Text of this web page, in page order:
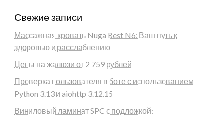
Свежие записи
Массажная кровать Nuga Best N6: Ваш путь к
здоровью и расслаблению
Цены на жалюзи от 2 759 рублей
Проверка пользователя в боте с использованием
Python 3.13 и aiohttp 3.12.15
Виниловый ламинат SPC с подложкой: